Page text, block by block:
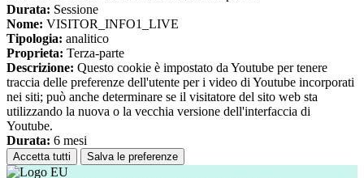
Durata: Sessione
Nome: VISITOR_INFO1_LIVE
Tipologia: analitico
Proprieta: Terza-parte
Descrizione: Questo cookie è impostato da Youtube per tenere
traccia delle preferenze dell'utente per i video di Youtube incorporati
nei siti; può anche determinare se il visitatore del sito web sta
utilizzando la nuova o la vecchia versione dell'interfaccia di
Youtube.
Durata: 6 mesi
Accetta tutti Salva le preferenze